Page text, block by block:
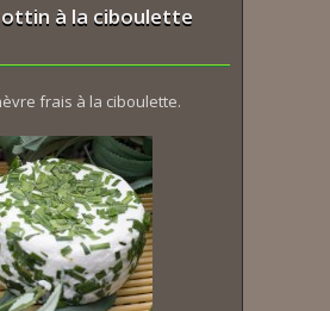
à la ciboulette
frais à la ciboulette.